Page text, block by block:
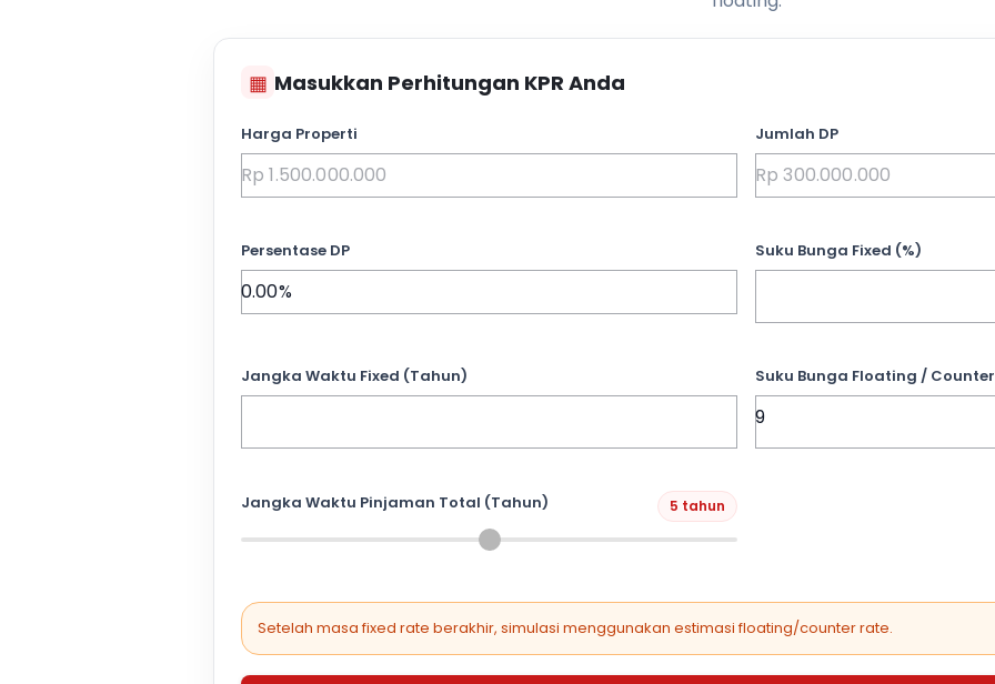
▦ Masukkan Perhitungan KPR Anda
Harga Properti Jumlah DP
Persentase DP Suku Bunga Fixed (%)
Jangka Waktu Fixed (Tahun) Suku Bunga Floating /
Jangka Waktu Pinjaman Total (Tahun) 5 tahun
Setelah masa fixed rate berakhir, simulasi menggunakan estimasi floating/counter rate.